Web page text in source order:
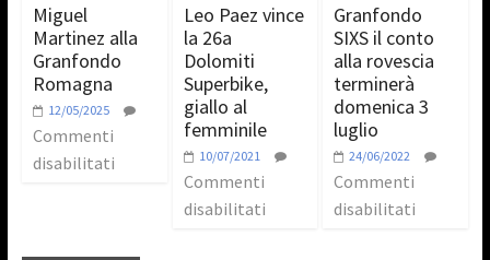
Miguel
Martinez alla
Granfondo
Romagna
12/05/2025
Commenti
disabilitati
Leo Paez vince
la 26a
Dolomiti
Superbike,
giallo al
femminile
10/07/2021
Commenti
disabilitati
Granfondo
SIXS il conto
alla rovescia
terminerà
domenica 3
luglio
24/06/2022
Commenti
disabilitati